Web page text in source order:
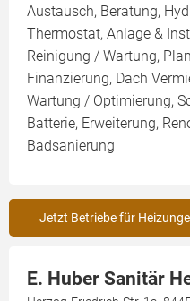
Austausch, Beratung,
Thermostat, Anlage &
Reinigung / Wartung,
Finanzierung, Dach
Wartung / Optimierung,
Batterie, Erweiterung,
Badsanierung
Jetzt Betriebe für
E. Huber Sanitär